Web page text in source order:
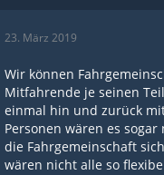
23. März 2019
Wir können
Mitfahrende je seinen
einmal hin und zurück
Personen wären es
die Fahrgemeinschaft
wären nicht alle so